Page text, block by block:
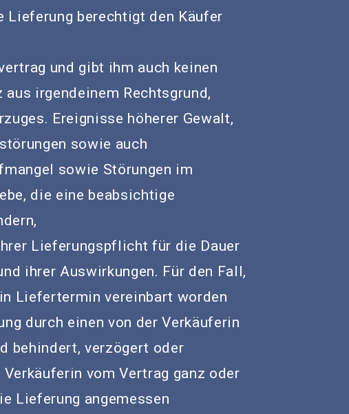
Lieferung berechtigt den Käufer
und gibt ihm auch keinen
irgendeinem Rechtsgrund,
Ereignisse höherer Gewalt,
sowie auch
sowie Störungen im
die eine beabsichtige
Lieferungspflicht für die Dauer
ihrer Auswirkungen. Für den Fall,
Liefertermin vereinbart worden
durch einen von der Verkäuferin
behindert, verzögert oder
vom Vertrag ganz oder
Lieferung angemessen